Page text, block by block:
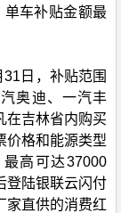
单车补贴金额最
日，补贴范围
奥迪、一汽丰
在吉林省内购买
价格和能源类型
高可达37000
登陆银联云闪付
家直供的消费红